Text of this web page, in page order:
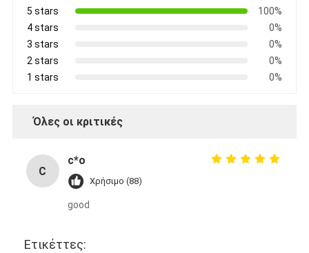
5 stars
100%
4 stars
0%
3 stars
0%
2 stars
0%
1 stars
0%
Όλες οι κριτικές
C
c*o
Χρήσιμο (88)
good
Ετικέττες: